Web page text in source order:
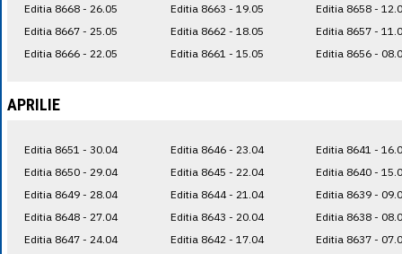
Editia 8668 - 26.05
Editia 8667 - 25.05
Editia 8666 - 22.05
Editia 8663 - 19.05
Editia 8662 - 18.05
Editia 8661 - 15.05
Editia 8658 -
Editia 8657 -
Editia 8656 -
APRILIE
Editia 8651 - 30.04
Editia 8650 - 29.04
Editia 8649 - 28.04
Editia 8648 - 27.04
Editia 8647 - 24.04
Editia 8646 - 23.04
Editia 8645 - 22.04
Editia 8644 - 21.04
Editia 8643 - 20.04
Editia 8642 - 17.04
Editia 8641 -
Editia 8640 -
Editia 8639 -
Editia 8638 -
Editia 8637 -